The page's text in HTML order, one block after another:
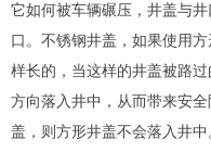
它如何被车辆碾压，井盖与
口。不锈钢井盖，如果使用
样长的，当这样的井盖被路
方向落入井中，从而带来安
盖，则方形井盖不会落入井